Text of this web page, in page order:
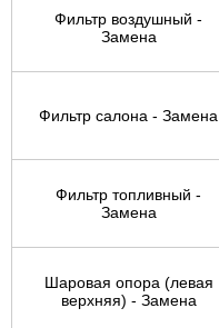
Фильтр воздушный -
Замена
Фильтр салона - Замена
Фильтр топливный -
Замена
Шаровая опора (левая
верхняя) - Замена